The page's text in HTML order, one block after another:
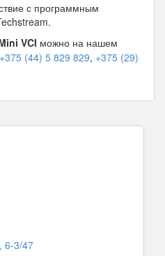
с программным
VCI можно на нашем
+375 (44) 5 829 829, +375 (29)
6-3/47